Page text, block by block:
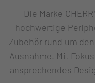
Die Marke
hochwertige
Zubehör rund um
Ausnahme. Mit
ansprechendes